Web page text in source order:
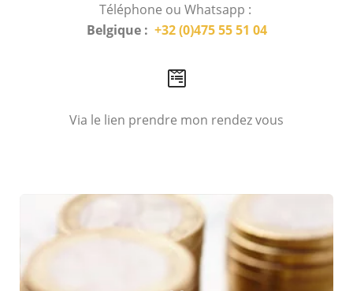
Téléphone ou Whatsapp :
Belgique : +32 (0)475 55 51 04
Via le lien prendre mon rendez vous